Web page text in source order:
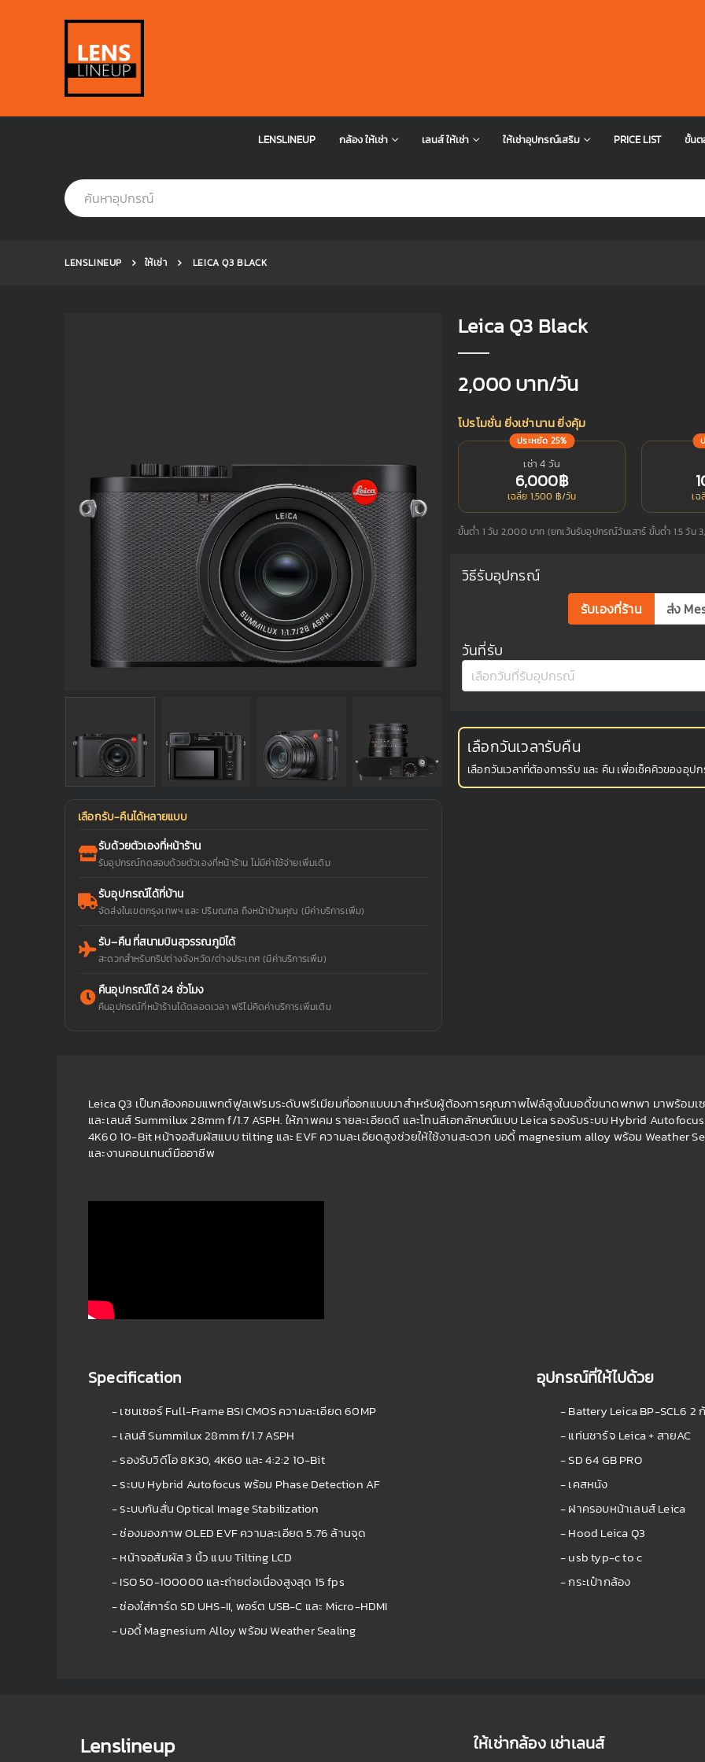
LENSLINEUP กล้อง ให้เช่า เลนส์ ให้เช่า ให้เช่าอุปกรณ์เสริม PRICE LIST ขั้นต
LENSLINEUP ให้เช่า LEICA Q3 BLACK
เลือกรับ-คืนได้หลายแบบ
รับด้วยตัวเองที่หน้าร้าน
รับอุปกรณ์ทดสอบด้วยตัวเองที่หน้าร้าน ไม่มีค่าใช้จ่ายเพิ่มเติม
รับอุปกรณ์ได้ที่บ้าน
จัดส่งในเขตกรุงเทพฯ และ ปริมณฑล ถึงหน้าบ้านคุณ (มีค่าบริการเพิ่ม)
รับ–คืน ที่สนามบินสุวรรณภูมิได้
สะดวกสำหรับทริปต่างจังหวัด/ต่างประเทศ (มีค่าบริการเพิ่ม)
คืนอุปกรณ์ได้ 24 ชั่วโมง
คืนอุปกรณ์ที่หน้าร้านได้ตลอดเวลา ฟรีไม่คิดค่าบริการเพิ่มเติม
Leica Q3 Black
2,000บาท/วัน
โปรโมชั่น ยิ่งเช่านาน ยิ่งคุ้ม
ประหยัด 25%
เช่า 4 วัน
6,000฿
เฉลี่ย 1,500 ฿/วัน เฉ
ขั้นต่ำ 1 วัน 2,000 บาท (ยกเว้นรับอุปกรณ์วันเสาร์ ขั้นต่ำ 1.5 วัน
วิธีรับอุปกรณ์
รับเองที่ร้าน ส่ง
วันที่รับ
เลือกวันเวลารับคืน
เลือกวันเวลาที่ต้องการรับ และ คืน เพื่อเช็คคิวของอุป
Leica Q3 เป็นกล้องคอมแพกต์ฟูลเฟรมระดับพรีเมียมที่ออกแบบมาสำหรับผู้ต้องการคุณภาพไฟล์สูงในบอดี้ขนาดพกพา มาพร้อมเซ
และเลนส์ Summilux 28mm f/1.7 ASPH. ให้ภาพคม รายละเอียดดี และโทนสีเอกลักษณ์แบบ Leica รองรับระบบ Hybrid
4K60 10-Bit หน้าจอสัมผัสแบบ tilting และ EVF ความละเอียดสูงช่วยให้ใช้งานสะดวก บอดี้ magnesium alloy พร้อม Weather
และงานคอนเทนต์มืออาชีพ
Specification
- เซนเซอร์ Full-Frame BSI CMOS ความละเอียด 60MP
- เลนส์ Summilux 28mm f/1.7 ASPH
- รองรับวิดีโอ 8K30, 4K60 และ 4:2:2 10-Bit
- ระบบ Hybrid Autofocus พร้อม Phase Detection AF
- ระบบกันสั่น Optical Image Stabilization
- ช่องมองภาพ OLED EVF ความละเอียด 5.76 ล้านจุด
- หน้าจอสัมผัส 3 นิ้ว แบบ Tilting LCD
- ISO 50-100000 และถ่ายต่อเนื่องสูงสุด 15 fps
- ช่องใส่การ์ด SD UHS-II, พอร์ต USB-C และ Micro-HDMI
- บอดี้ Magnesium Alloy พร้อม Weather Sealing
อุปกรณ์ที่ให้ไปด้วย
- Battery Leica BP-SCL6 2
- แท่นชาร์จ Leica + สายAC
- SD 64 GB PRO
- เคสหนัง
- ฝาครอบหน้าเลนส์ Leica
- Hood Leica Q3
- usb typ-c to c
- กระเป๋ากล้อง
Lenslineup ให้เช่ากล้อง เช่าเลนส์